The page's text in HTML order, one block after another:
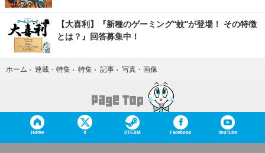
【大喜利】『新種のゲーミング“蚊”が登場！ その特徴
とは？』回答募集中！
ホーム › 連載・特集 › 特集 › 記事 › 写真・画像
Home X STEAM Facebook YouTube